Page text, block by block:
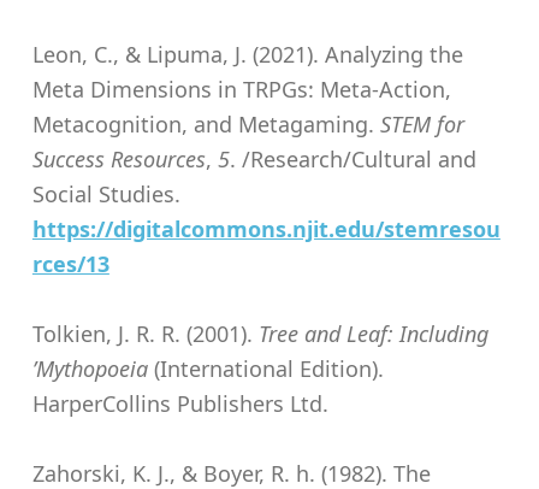
Leon, C., & Lipuma, J. (2021). Analyzing the
Meta Dimensions in TRPGs: Meta-Action,
Metacognition, and Metagaming. STEM for
Success Resources, 5. /Research/Cultural and
Social Studies.
https://digitalcommons.njit.edu/stemresou
rces/13
Tolkien, J. R. R. (2001). Tree and Leaf: Including
’Mythopoeia(International Edition).
HarperCollins Publishers Ltd.
Zahorski, K. J., & Boyer, R. h. (1982). The